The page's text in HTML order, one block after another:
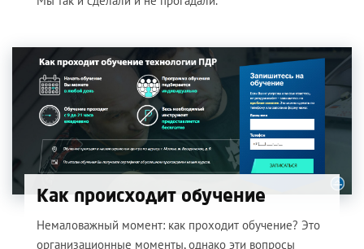
Как происходит обучение
Немаловажный момент: как проходит обучение? Это
организационные моменты, однако эти вопросы